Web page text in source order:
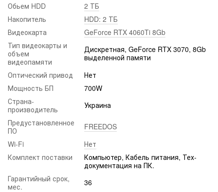
Обьем HDD
2 ТБ
Накопитель
HDD: 2 ТБ
Видеокарта
GeForce RTX 4060Ti 8Gb
Тип видеокарты и
объем
видеопамяти
Дискретная, GeForce RTX 3070, 8Gb
выделенной памяти
Оптический привод
Нет
Мощность БП
700W
Страна-
производитель
Украина
Предустановленное
ПО
FREEDOS
Wi-Fi
Нет
Комплект поставки
Компьютер, Кабель питания, Тех-
документация на ПК.
Гарантийный срок,
мес.
36